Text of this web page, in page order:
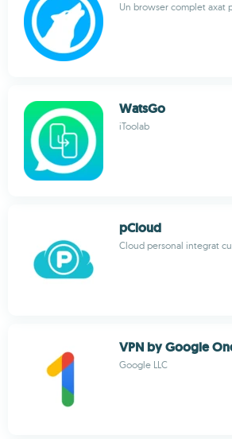
Un browser complet axat
WatsGo
iToolab
pCloud
Cloud personal integrat
VPN by Google
Google LLC